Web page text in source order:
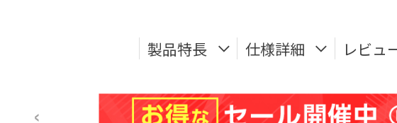
製品特長 仕様詳細 レビュ